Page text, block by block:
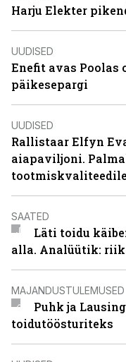
Harju Elekter
UUDISED
Enefit avas Poolas
päikesepargi
UUDISED
Rallistaar Elfyn
aiapaviljoni.
tootmiskvaliteedile
SAATED
Läti toidu
alla. Analüütik:
MAJANDUSTULEMUSED
Puhk ja
toidutöösturiteks